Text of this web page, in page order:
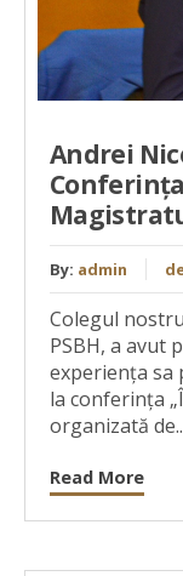
Andrei
By: admin
Colegul
PSBH, a avut
experiența sa
la conferința
organizată
Read More